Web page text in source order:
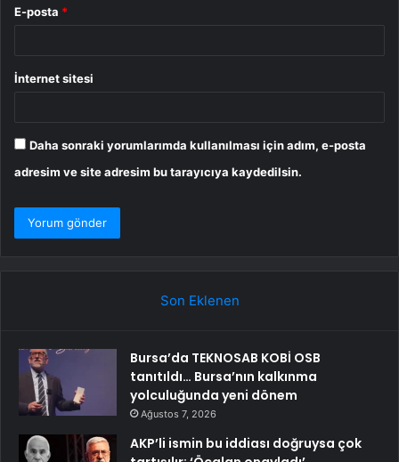
E-posta *
İnternet sitesi
Daha sonraki yorumlarımda kullanılması için adım, e-posta
adresim ve site adresim bu tarayıcıya kaydedilsin.
Son Eklenen
Bursa’da TEKNOSAB KOBİ OSB
tanıtıldı… Bursa’nın kalkınma
yolculuğunda yeni dönem
Ağustos 7, 2026
AKP’li ismin bu iddiası doğruysa çok